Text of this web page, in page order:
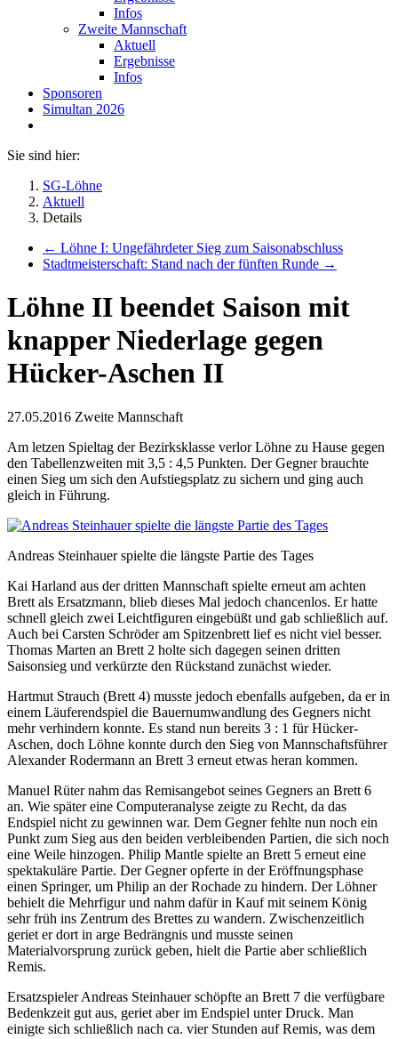
Infos
Zweite Mannschaft
Aktuell
Ergebnisse
Infos
Sponsoren
Simultan 2026
Sie sind hier:
SG-Löhne
Aktuell
Details
← Löhne I: Ungefährdeter Sieg zum Saisonabschluss
Stadtmeisterschaft: Stand nach der fünften Runde →
Löhne II beendet Saison mit
knapper Niederlage gegen
Hücker-Aschen II
27.05.2016 Zweite Mannschaft
Am letzen Spieltag der Bezirksklasse verlor Löhne zu Hause gegen
den Tabellenzweiten mit 3,5 : 4,5 Punkten. Der Gegner brauchte
einen Sieg um sich den Aufstiegsplatz zu sichern und ging auch
gleich in Führung.
Andreas Steinhauer spielte die längste Partie des Tages
Kai Harland aus der dritten Mannschaft spielte erneut am achten
Brett als Ersatzmann, blieb dieses Mal jedoch chancenlos. Er hatte
schnell gleich zwei Leichtfiguren eingebüßt und gab schließlich auf.
Auch bei Carsten Schröder am Spitzenbrett lief es nicht viel besser.
Thomas Marten an Brett 2 holte sich dagegen seinen dritten
Saisonsieg und verkürzte den Rückstand zunächst wieder.
Hartmut Strauch (Brett 4) musste jedoch ebenfalls aufgeben, da er in
einem Läuferendspiel die Bauernumwandlung des Gegners nicht
mehr verhindern konnte. Es stand nun bereits 3 : 1 für Hücker-
Aschen, doch Löhne konnte durch den Sieg von Mannschaftsführer
Alexander Rodermann an Brett 3 erneut etwas heran kommen.
Manuel Rüter nahm das Remisangebot seines Gegners an Brett 6
an. Wie später eine Computeranalyse zeigte zu Recht, da das
Endspiel nicht zu gewinnen war. Dem Gegner fehlte nun noch ein
Punkt zum Sieg aus den beiden verbleibenden Partien, die sich noch
eine Weile hinzogen. Philip Mantle spielte an Brett 5 erneut eine
spektakuläre Partie. Der Gegner opferte in der Eröffnungsphase
einen Springer, um Philip an der Rochade zu hindern. Der Löhner
behielt die Mehrfigur und nahm dafür in Kauf mit seinem König
sehr früh ins Zentrum des Brettes zu wandern. Zwischenzeitlich
geriet er dort in arge Bedrängnis und musste seinen
Materialvorsprung zurück geben, hielt die Partie aber schließlich
Remis.
Ersatzspieler Andreas Steinhauer schöpfte an Brett 7 die verfügbare
Bedenkzeit gut aus, geriet aber im Endspiel unter Druck. Man
einigte sich schließlich nach ca. vier Stunden auf Remis, was dem